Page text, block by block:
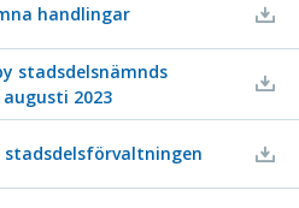
handlingar
stadsdelsnämnds
2023